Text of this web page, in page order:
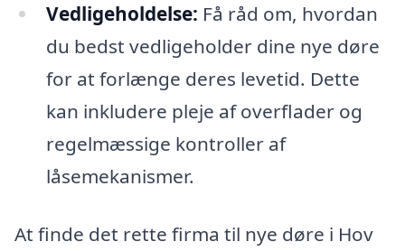
Vedligeholdelse: Få råd om, hvordan
du bedst vedligeholder dine nye døre
for at forlænge deres levetid. Dette
kan inkludere pleje af overflader og
regelmæssige kontroller af
låsemekanismer.
At finde det rette firma til nye døre i Hov